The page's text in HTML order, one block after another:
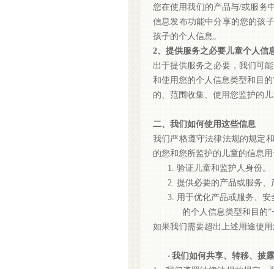
您在使用我们的产品与/或服务
信息发布功能中分享的您的孩
孩子的个人信息。
2、提供服务之必要儿童个人信
出于提供服务之必要，我们可
和使用您的个人信息类型和目
的、范围收集、使用您监护的
二、我们如何使用这些信息
我们严格遵守法律法规的规定
的您和您所监护的儿童的信息
1. 验证儿童和监护人身份。
2. 提供必要的产品或服务
3. 用于优化产品或服务、
的个人信息类型和目的”
如果我们需要超出上述用途使
· 我们如何共享、转移、披